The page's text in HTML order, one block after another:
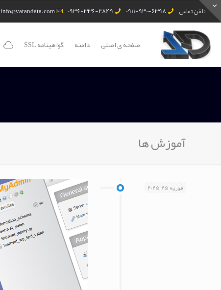
تلفن تماس 0911-930-6398
0936-336-2849
info@vatandata.com
صفحه ی اصلی دامنه گواهینامه SSL
آموزش ها
فوریه 25, 2025